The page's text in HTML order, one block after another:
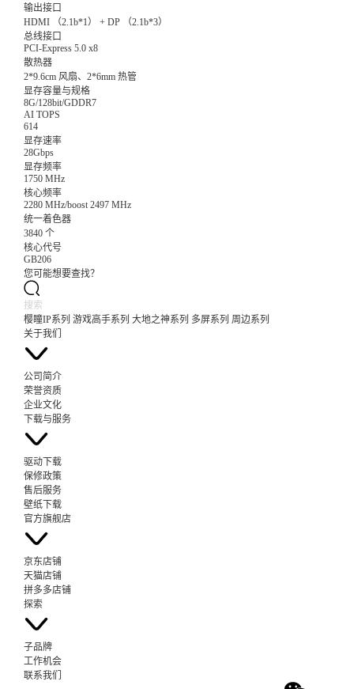
输出接口
HDMI （2.1b*1） + DP （2.1b*3）
总线接口
PCI-Express 5.0 x8
散热器
2*9.6cm 风扇、2*6mm 热管
显存容量与规格
8G/128bit/GDDR7
AI TOPS
614
显存速率
28Gbps
显存频率
1750 MHz
核心频率
2280 MHz/boost 2497 MHz
统一着色器
3840 个
核心代号
GB206
您可能想要查找？
樱瞳IP系列 游戏高手系列 大地之神系列 多屏系列 周边系列
关于我们
公司简介
荣誉资质
企业文化
下载与服务
驱动下载
保修政策
售后服务
壁纸下载
官方旗舰店
京东店铺
天猫店铺
拼多多店铺
探索
子品牌
工作机会
联系我们